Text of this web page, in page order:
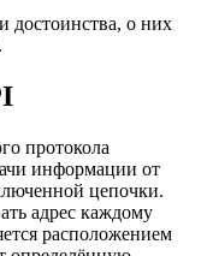
достоинства, о них
протокола
информации от
цепочки.
адрес каждому
расположением